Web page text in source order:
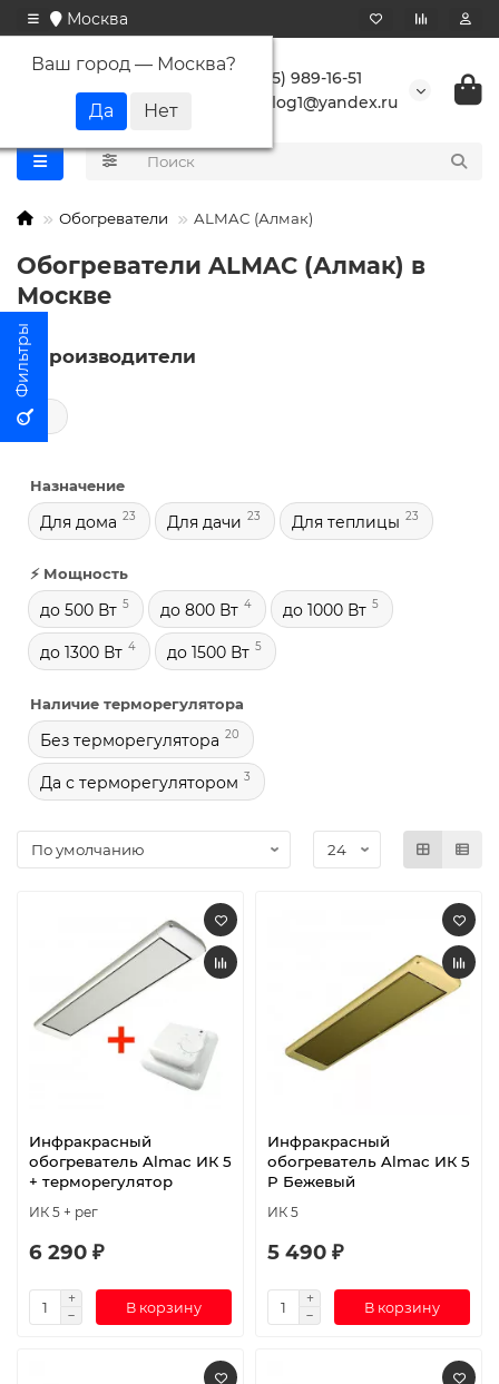
Москва
Ваш город — Москва?
+7 (495) 989-16-51
buranlog1@yandex.ru
Обогреватели ALMAC (Алмак)
Обогреватели ALMAC (Алмак) в
Москве
Производители
Назначение
Для дома 23 Для дачи 23 Для теплицы 23
⚡ Мощность
до 500 Вт 5 до 800 Вт 4 до 1000 Вт 5
до 1300 Вт 4 до 1500 Вт 5
Наличие терморегулятора
Без терморегулятора 20
Да с терморегулятором 3
Инфракрасный
обогреватель Almac ИК 5
+ терморегулятор
ИК 5 + рег
6 290 ₽
В корзину
Инфракрасный
обогреватель Almac ИК 5
P Бежевый
ИК 5
5 490 ₽
В корзину